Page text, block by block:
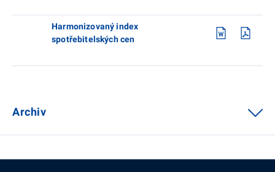
Harmonizovaný index
spotřebitelských cen
Archiv